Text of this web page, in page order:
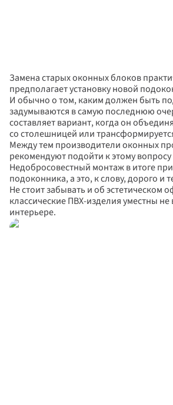
Замена старых оконных блоков
предполагает установку новой
И обычно о том, каким должен быть
задумываются в самую последнюю
составляет вариант, когда он
со столешницей или
Между тем производители оконных
рекомендуют подойти к этому
Недобросовестный монтаж в итоге
подоконника, а это, к слову, дорого и
Не стоит забывать и об эстетическом
классические ПВХ-изделия уместны не
интерьере.